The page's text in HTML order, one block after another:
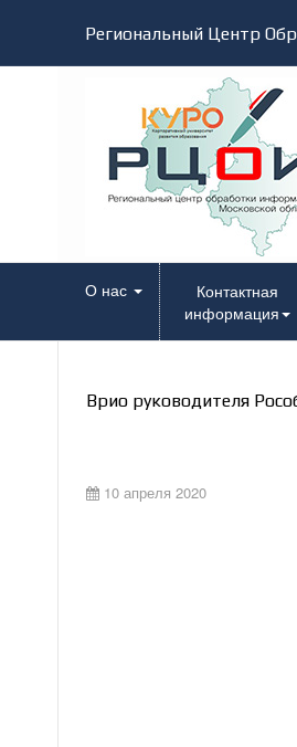
Региональный Центр
О нас
Контактная
информация
Врио руководителя
10 апреля 2020